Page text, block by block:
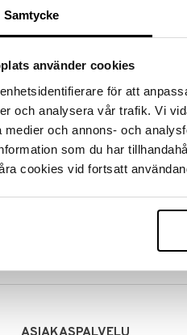
Samtycke
använder cookies
för att
och analysera vår trafik. Vi
medier och annons- och
som du har
cookies vid fortsatt
Ennen kello 13.00 tehdyt tilaukset